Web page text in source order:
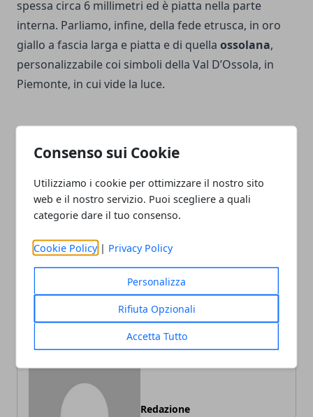
Consenso sui Cookie
Utilizziamo i cookie per ottimizzare il nostro sito
web e il nostro servizio. Puoi scegliere a quali
categorie dare il tuo consenso.
Cookie Policy | Privacy Policy
Personalizza
Rifiuta Opzionali
Accetta Tutto
spessa circa 6 millimetri ed è piatta nella parte
interna. Parliamo, infine, della fede etrusca, in oro
giallo a fascia larga e piatta e di quella ossolana,
personalizzabile coi simboli della Val D’Ossola, in
Piemonte, in cui vide la luce.
Articolo Precedente
Gemelli da uomo: eleganza
Le esperienze speciali da
matrimonio
Redazione